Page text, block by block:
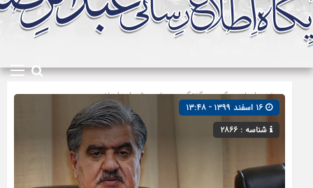
صفحه اصلی» گروه »گفتگو»مجلس شورای اسلامی
شناسه : ۲۸۶۶